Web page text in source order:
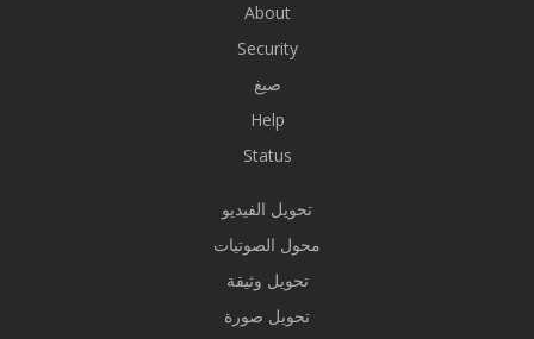
About
Security
صيغ
Help
Status
تحويل الفيديو
محول الصوتيات
تحويل وثيقة
تحويل صورة